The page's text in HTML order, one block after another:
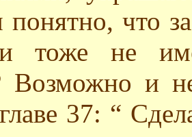
понятно, что
тоже не
Возможно и
37: “